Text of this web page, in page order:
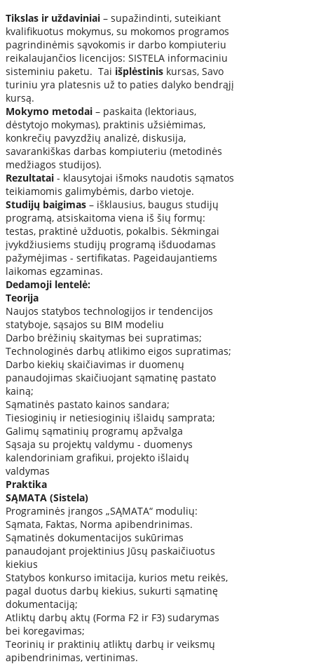
Tikslas ir uždaviniai – supažindinti, suteikiant
kvalifikuotus mokymus, su mokomos programos
pagrindinėmis sąvokomis ir darbo kompiuteriu
reikalaujančios licencijos: SISTELA informaciniu
sisteminiu paketu. Tai išplėstinis kursas, Savo
turiniu yra platesnis už to paties dalyko bendrąjį
kursą.
Mokymo metodai – paskaita (lektoriaus,
dėstytojo mokymas), praktinis užsiėmimas,
konkrečių pavyzdžių analizė, diskusija,
savarankiškas darbas kompiuteriu (metodinės
medžiagos studijos).
Rezultatai - klausytojai išmoks naudotis sąmatos
teikiamomis galimybėmis, darbo vietoje.
Studijų baigimas – išklausius, baugus studijų
programą, atsiskaitoma viena iš šių formų:
testas, praktinė užduotis, pokalbis. Sėkmingai
įvykdžiusiems studijų programą išduodamas
pažymėjimas - sertifikatas. Pageidaujantiems
laikomas egzaminas.
Dedamoji lentelė:
Teorija
Naujos statybos technologijos ir tendencijos
statyboje, sąsajos su BIM modeliu
Darbo brėžinių skaitymas bei supratimas;
Technologinės darbų atlikimo eigos supratimas;
Darbo kiekių skaičiavimas ir duomenų
panaudojimas skaičiuojant sąmatinę pastato
kainą;
Sąmatinės pastato kainos sandara;
Tiesioginių ir netiesioginių išlaidų samprata;
Galimų sąmatinių programų apžvalga
Sąsaja su projektų valdymu - duomenys
kalendoriniam grafikui, projekto išlaidų
valdymas
Praktika
SĄMATA (Sistela)
Programinės įrangos „SĄMATA“ modulių:
Sąmata, Faktas, Norma apibendrinimas.
Sąmatinės dokumentacijos sukūrimas
panaudojant projektinius Jūsų paskaičiuotus
kiekius
Statybos konkurso imitacija, kurios metu reikės,
pagal duotus darbų kiekius, sukurti sąmatinę
dokumentaciją;
Atliktų darbų aktų (Forma F2 ir F3) sudarymas
bei koregavimas;
Teorinių ir praktinių atliktų darbų ir veiksmų
apibendrinimas, vertinimas.